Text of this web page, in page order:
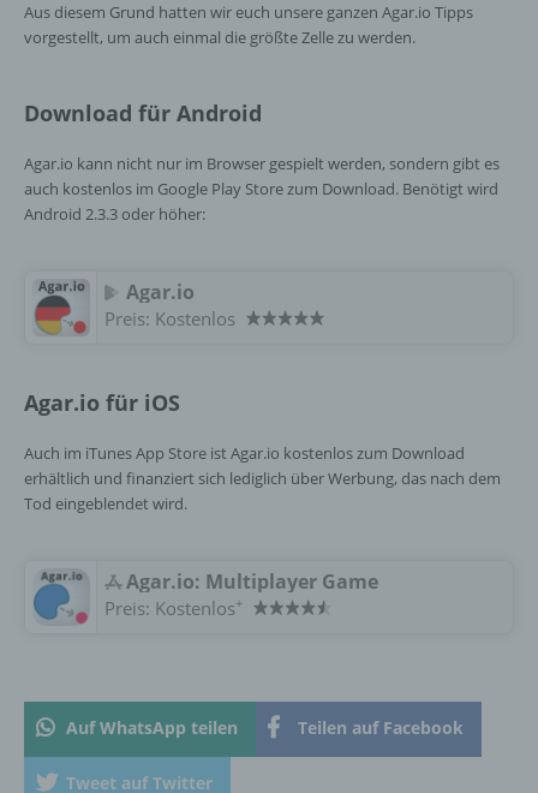
Aus diesem Grund hatten wir euch unsere ganzen Agar.io Tipps
vorgestellt, um auch einmal die größte Zelle zu werden.
Download für Android
Agar.io kann nicht nur im Browser gespielt werden, sondern gibt es
auch kostenlos im Google Play Store zum Download. Benötigt wird
Android 2.3.3 oder höher:
Agar.io
Preis: Kostenlos
Agar.io für iOS
Auch im iTunes App Store ist Agar.io kostenlos zum Download
erhältlich und finanziert sich lediglich über Werbung, das nach dem
Tod eingeblendet wird.
Agar.io: Multiplayer Game
Preis: Kostenlos+
Auf WhatsApp teilen Teilen auf Facebook
Tweet auf Twitter
Dritter ist eine natürliche oder juristische
Stelle außer der betroffenen Person, dem
Verantwortlichen, dem Auftragsverarbeiter
und den Personen, die unter der
Auftragsverarbeiters befugt sind, die
personenbezogenen Daten zu verarbeiten.
k) Einwilligung
Einwilligung ist jede von der betroffenen
Person freiwillig für den bestimmten Fall in
informierter Weise und unmissverständlich
eindeutigen bestätigenden Handlung, mit der
die betroffene Person zu verstehen gibt, dass
Name und Anschrift des für die Verarbeitung
Verantwortlichen